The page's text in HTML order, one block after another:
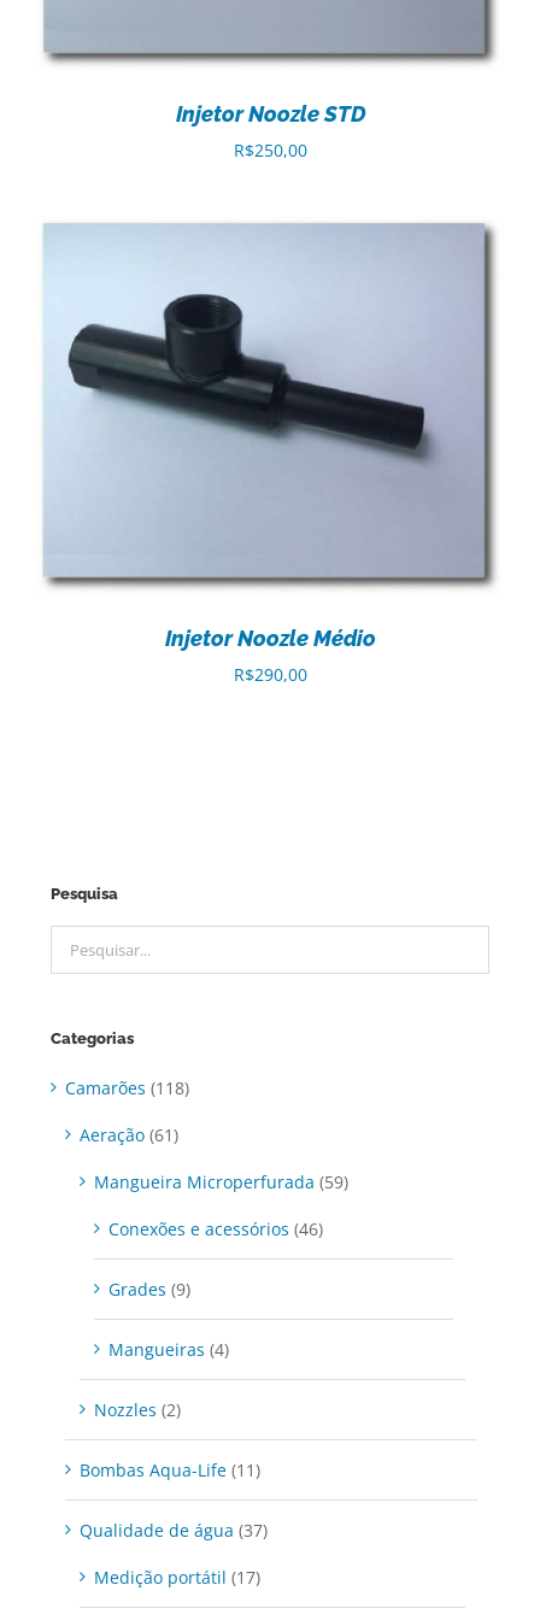
Injetor Noozle STD
R$250,00
Injetor Noozle Médio
R$290,00
Pesquisa
Categorias
Camarões (118)
Aeração (61)
Mangueira Microperfurada (59)
Conexões e acessórios (46)
Grades (9)
Mangueiras (4)
Nozzles (2)
Bombas Aqua-Life (11)
Qualidade de água (37)
Medição portátil (17)